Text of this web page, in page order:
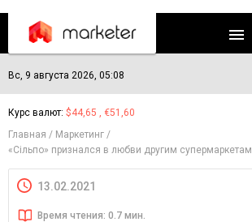
Вс, 9 августа 2026, 05:08
Курс валют: $44,65 , €51,60
Главная
Маркетинг
«Сільпо» признался в любви другим супермаркетам
13.02.2021
Время чтения: 0.7 мин.